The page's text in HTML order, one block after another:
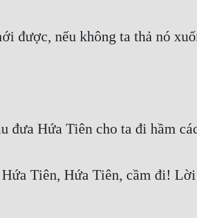
được, nếu không ta thả nó
Hứa Tiên cho ta đi hầm
Tiên, Hứa Tiên, cầm đi!